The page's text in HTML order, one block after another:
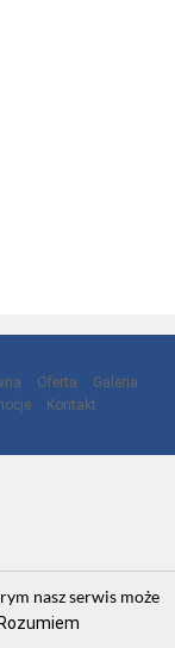
Oferta
Galeria
Kontakt
nasz serwis może
Rozumiem